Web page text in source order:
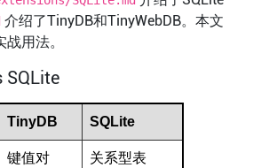
介绍了TinyDB和TinyWebDB。本文
用法。
SQLite
TinyDB SQLite
键值对 关系型表